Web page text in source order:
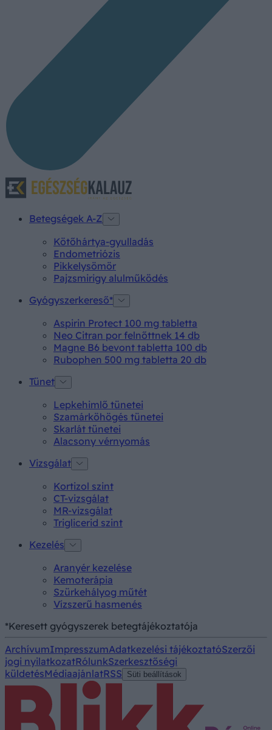
Betegségek A-Z
Kötőhártya-gyulladás
Endometriózis
Pikkelysömör
Pajzsmirigy alulműködés
Gyógyszerkereső*
Aspirin Protect 100 mg tabletta
Neo Citran por felnőttnek 14 db
Magne B6 bevont tabletta 100 db
Rubophen 500 mg tabletta 20 db
Tünet
Lepkehimlő tünetei
Szamárköhögés tünetei
Skarlát tünetei
Alacsony vérnyomás
Vizsgálat
Kortizol szint
CT-vizsgálat
MR-vizsgálat
Triglicerid szint
Kezelés
Aranyér kezelése
Kemoterápia
Szürkehályog műtét
Vízszerű hasmenés
*Keresett gyógyszerek betegtájékoztatója
ArchívumImpresszumAdatkezelési tájékoztatóSzerzői
jogi nyilatkozatRólunkSzerkesztőségi
küldetésMédiaajánlatRSS Süti beállítások